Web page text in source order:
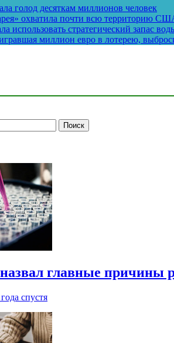
голод десяткам миллионов человек
охватила почти всю территорию
использовать стратегический запас
миллион евро в лотерею,
главные причины
спустя